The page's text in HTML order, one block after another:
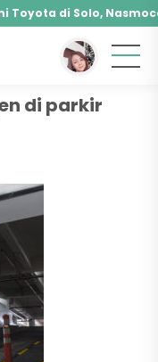
di Solo, Nasmoco
Rush, Sienta, Yaris,
Hybrid, Alphard Hybrid
di parkir